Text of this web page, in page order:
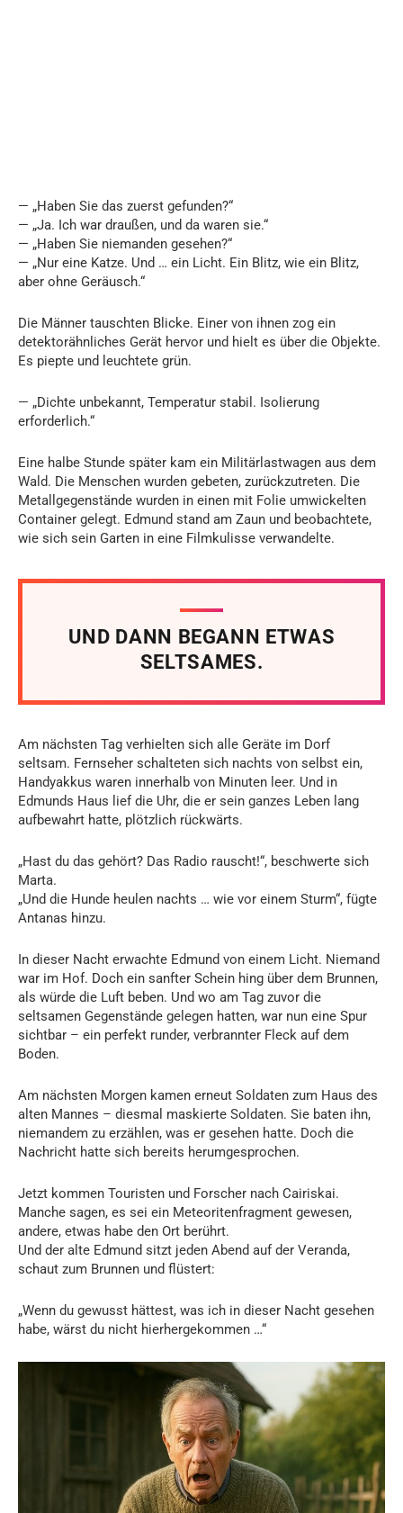
— „Haben Sie das zuerst gefunden?“
— „Ja. Ich war draußen, und da waren sie.“
— „Haben Sie niemanden gesehen?“
— „Nur eine Katze. Und … ein Licht. Ein Blitz, wie ein Blitz,
aber ohne Geräusch.“
Die Männer tauschten Blicke. Einer von ihnen zog ein
detektorähnliches Gerät hervor und hielt es über die Objekte.
Es piepte und leuchtete grün.
— „Dichte unbekannt, Temperatur stabil. Isolierung
erforderlich.“
Eine halbe Stunde später kam ein Militärlastwagen aus dem
Wald. Die Menschen wurden gebeten, zurückzutreten. Die
Metallgegenstände wurden in einen mit Folie umwickelten
Container gelegt. Edmund stand am Zaun und beobachtete,
wie sich sein Garten in eine Filmkulisse verwandelte.
UND DANN BEGANN ETWAS
SELTSAMES.
Am nächsten Tag verhielten sich alle Geräte im Dorf
seltsam. Fernseher schalteten sich nachts von selbst ein,
Handyakkus waren innerhalb von Minuten leer. Und in
Edmunds Haus lief die Uhr, die er sein ganzes Leben lang
aufbewahrt hatte, plötzlich rückwärts.
„Hast du das gehört? Das Radio rauscht!“, beschwerte sich
Marta.
„Und die Hunde heulen nachts … wie vor einem Sturm“, fügte
Antanas hinzu.
In dieser Nacht erwachte Edmund von einem Licht. Niemand
war im Hof. Doch ein sanfter Schein hing über dem Brunnen,
als würde die Luft beben. Und wo am Tag zuvor die
seltsamen Gegenstände gelegen hatten, war nun eine Spur
sichtbar – ein perfekt runder, verbrannter Fleck auf dem
Boden.
Am nächsten Morgen kamen erneut Soldaten zum Haus des
alten Mannes – diesmal maskierte Soldaten. Sie baten ihn,
niemandem zu erzählen, was er gesehen hatte. Doch die
Nachricht hatte sich bereits herumgesprochen.
Jetzt kommen Touristen und Forscher nach Cairiskai.
Manche sagen, es sei ein Meteoritenfragment gewesen,
andere, etwas habe den Ort berührt.
Und der alte Edmund sitzt jeden Abend auf der Veranda,
schaut zum Brunnen und flüstert:
„Wenn du gewusst hättest, was ich in dieser Nacht gesehen
habe, wärst du nicht hierhergekommen …“